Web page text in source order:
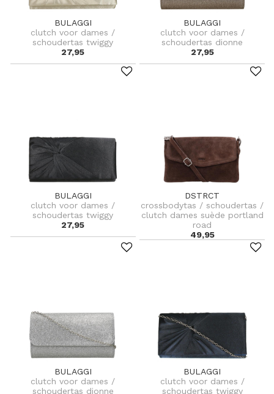
BULAGGI
clutch voor dames /
schoudertas twiggy
27,95
BULAGGI
clutch voor dames /
schoudertas dionne
27,95
BULAGGI
clutch voor dames /
schoudertas twiggy
27,95
DSTRCT
crossbodytas / schoudertas /
clutch dames suède portland
road
49,95
BULAGGI
clutch voor dames /
schoudertas dionne
BULAGGI
clutch voor dames /
schoudertas twiggy